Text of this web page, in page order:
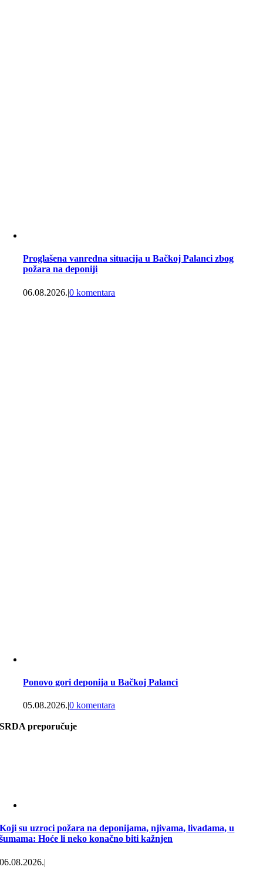
Proglašena vanredna situacija u Bačkoj Palanci zbog
požara na deponiji
06.08.2026.|0 komentara
Ponovo gori deponija u Bačkoj Palanci
05.08.2026.|0 komentara
SRDA preporučuje
Koji su uzroci požara na deponijama, njivama, livadama, u
šumama: Hoće li neko konačno biti kažnjen
06.08.2026.|